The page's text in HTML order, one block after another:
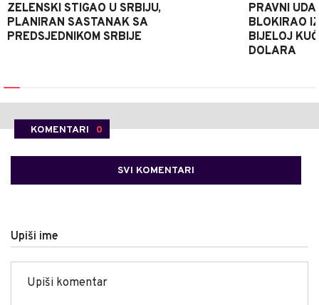
ZELENSKI STIGAO U SRBIJU,
PLANIRAN SASTANAK SA
PREDSJEDNIKOM SRBIJE
PRAVNI
BLOKIRAO
BIJELOJ
DOLARA
KOMENTARI 0
SVI KOMENTARI
Upiši ime